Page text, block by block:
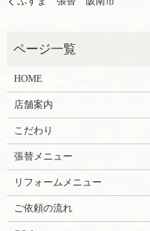
HOME
店舗案内
こだわり
張替メニュー
リフォームメニュー
ご依頼の流れ